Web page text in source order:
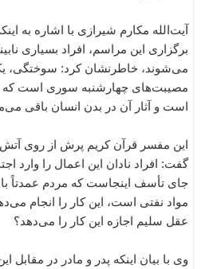
آیت‌الله مکارم شیرازی با اشاره به
برگزاری این مراسم، افراد بسیاری
می‌شوند، خاطرنشان کرد: سوختگی،
مصیبت‌های چهارشنبه سوری است که
است و آثار آن در بدن انسان باقی
این مفسر قرآن کریم پرش از روی
گفت: افراد نادان این اعمال را وارد
جای تأسف اینجاست که مردم عمدتاً با
مواد نفتی است، این کار را انجام
عقل سلیم اجازه این کار را می‌دهد؟
وی با بیان اینکه پدر و مادر در مقابل